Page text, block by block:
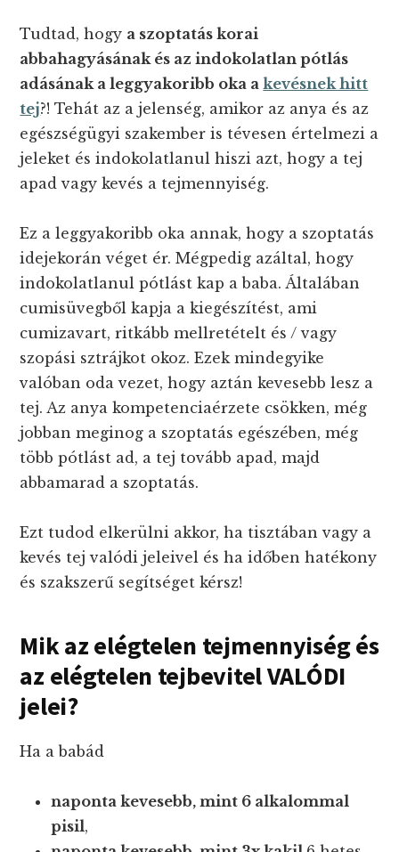
Tudtad, hogy a szoptatás korai
abbahagyásának és az indokolatlan pótlás
adásának a leggyakoribb oka akevésnek hitt
tej?! Tehát az a jelenség, amikor az anya és az
egészségügyi szakember is tévesen értelmezi a
jeleket és indokolatlanul hiszi azt, hogy a tej
apad vagy kevés a tejmennyiség.
Ez a leggyakoribb oka annak, hogy a szoptatás
idejekorán véget ér. Mégpedig azáltal, hogy
indokolatlanul pótlást kap a baba. Általában
cumisüvegből kapja a kiegészítést, ami
cumizavart, ritkább mellretételt és / vagy
szopási sztrájkot okoz. Ezek mindegyike
valóban oda vezet, hogy aztán kevesebb lesz a
tej. Az anya kompetenciaérzete csökken, még
jobban meginog a szoptatás egészében, még
több pótlást ad, a tej tovább apad, majd
abbamarad a szoptatás.
Ezt tudod elkerülni akkor, ha tisztában vagy a
kevés tej valódi jeleivel és ha időben hatékony
és szakszerű segítséget kérsz!
Mik az elégtelen tejmennyiség és
az elégtelen tejbevitel VALÓDI
jelei?
Ha a babád
naponta kevesebb, mint 6 alkalommal
pisil,